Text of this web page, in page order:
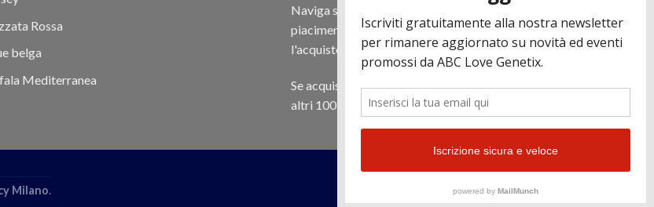
Rossa
belga
Mediterranea
Naviga sul sito e scegli il tuo toro filtrando a
piacimento e scopri quanto può essere vantaggioso
l'acquisto online.
Se acquisti almeno 500€ di prodotti in regalo per te
altri 100 € in Tori. Contattaci per più informazioni.
Milano.